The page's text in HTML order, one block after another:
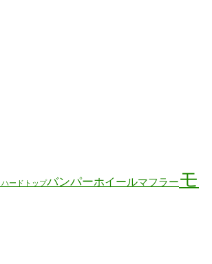
ハードトップバンパーホイールマフラーモ